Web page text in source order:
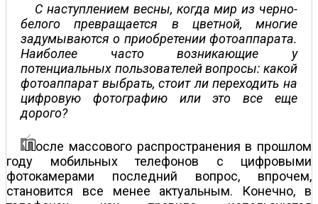
С наступлением весны, когда мир из черно-
белого превращается в цветной, многие
задумываются о приобретении фотоаппарата.
Наиболее часто возникающие у
потенциальных пользователей вопросы: какой
фотоаппарат выбрать, стоит ли переходить на
цифровую фотографию или это все еще
дорого?
осле массового распространения в прошлом
году мобильных телефонов с цифровыми
фотокамерами последний вопрос, впрочем,
становится все менее актуальным. Конечно, в